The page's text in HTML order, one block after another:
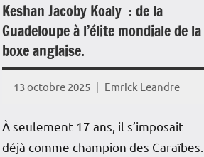
Keshan Jacoby Koaly : de la
Guadeloupe à l’élite mondiale de la
boxe anglaise.
13 octobre 2025 Emrick Leandre
À seulement 17 ans, il s’imposait
déjà comme champion des Caraïbes.